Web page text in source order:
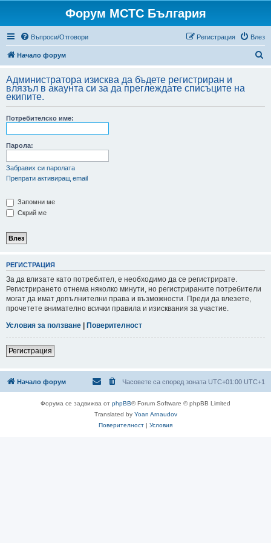
Форум МСТС България
Въпроси/Отговори Влез
Регистрация
Начало форум
Администратора изисква да бъдете регистриран и
влязъл в акаунта си за да преглеждате списъците на
екипите.
Потребителско име:
Парола:
Забравих си паролата
Препрати активиращ email
Запомни ме
Скрий ме
РЕГИСТРАЦИЯ
За да влизате като потребител, е необходимо да се регистрирате.
Регистрирането отнема няколко минути, но регистрираните потребители
могат да имат допълнителни права и възможности. Преди да влезете,
прочетете внимателно всички правила и изисквания за участие.
Условия за ползване | Поверителност
Регистрация
Начало форум Часовете са според зоната UTC+01:00 UTC+1
Форума се задвижва от phpBB® Forum Software © phpBB Limited
Translated by Yoan Arnaudov
Поверителност | Условия